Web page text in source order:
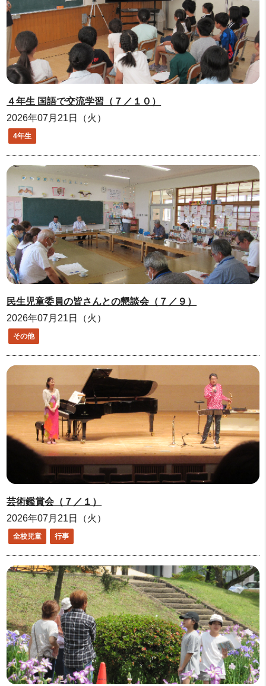
４年生 国語で交流学習（７／１０）
2026年07月21日（火）
4年生
民生児童委員の皆さんとの懇談会（７／９）
2026年07月21日（火）
その他
芸術鑑賞会（７／１）
2026年07月21日（火）
全校児童 行事